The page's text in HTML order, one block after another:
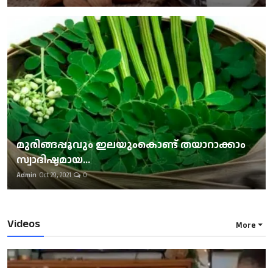
മുരിങ്ങപ്പൂവും ഇലയുംകൊണ്ട് തയാറാക്കാം
സ്വാദിഷ്ടമായ...
Admin Oct 29, 2021 0
Videos More